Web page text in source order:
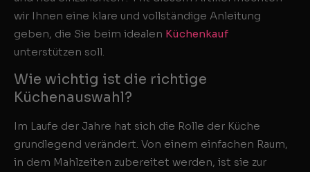
wir Ihnen eine klare und vollständige Anleitung
geben, die Sie beim idealen Küchenkauf
unterstützen soll.
Wie wichtig ist die richtige
Küchenauswahl?
Im Laufe der Jahre hat sich die Rolle der Küche
grundlegend verändert. Von einem einfachen Raum,
in dem Mahlzeiten zubereitet werden, ist sie zur